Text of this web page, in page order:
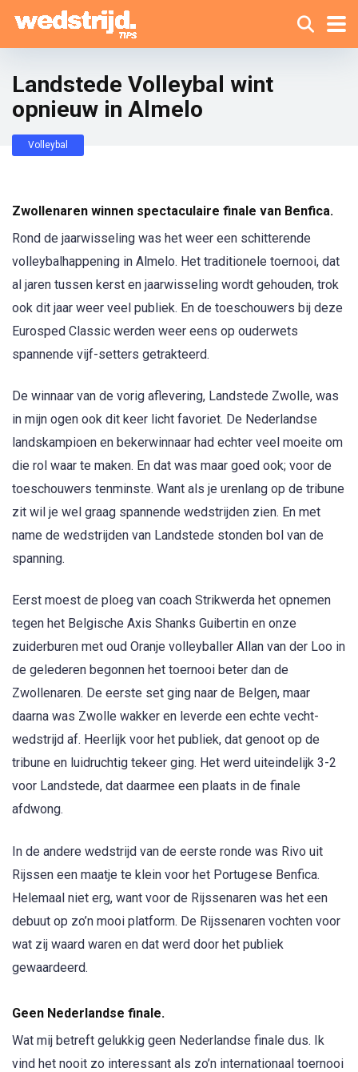
Landstede Volleybal wint
opnieuw in Almelo
Volleybal
Zwollenaren winnen spectaculaire finale van Benfica.
Rond de jaarwisseling was het weer een schitterende
volleybalhappening in Almelo. Het traditionele toernooi, dat
al jaren tussen kerst en jaarwisseling wordt gehouden, trok
ook dit jaar weer veel publiek. En de toeschouwers bij deze
Eurosped Classic werden weer eens op ouderwets
spannende vijf-setters getrakteerd.
De winnaar van de vorig aflevering, Landstede Zwolle, was
in mijn ogen ook dit keer licht favoriet. De Nederlandse
landskampioen en bekerwinnaar had echter veel moeite om
die rol waar te maken. En dat was maar goed ook; voor de
toeschouwers tenminste. Want als je urenlang op de tribune
zit wil je wel graag spannende wedstrijden zien. En met
name de wedstrijden van Landstede stonden bol van de
spanning.
Eerst moest de ploeg van coach Strikwerda het opnemen
tegen het Belgische Axis Shanks Guibertin en onze
zuiderburen met oud Oranje volleyballer Allan van der Loo in
de gelederen begonnen het toernooi beter dan de
Zwollenaren. De eerste set ging naar de Belgen, maar
daarna was Zwolle wakker en leverde een echte vecht-
wedstrijd af. Heerlijk voor het publiek, dat genoot op de
tribune en luidruchtig tekeer ging. Het werd uiteindelijk 3-2
voor Landstede, dat daarmee een plaats in de finale
afdwong.
In de andere wedstrijd van de eerste ronde was Rivo uit
Rijssen een maatje te klein voor het Portugese Benfica.
Helemaal niet erg, want voor de Rijssenaren was het een
debuut op zo’n mooi platform. De Rijssenaren vochten voor
wat zij waard waren en dat werd door het publiek
gewaardeerd.
Geen Nederlandse finale.
Wat mij betreft gelukkig geen Nederlandse finale dus. Ik
vind het nooit zo interessant als zo’n internationaal toernooi